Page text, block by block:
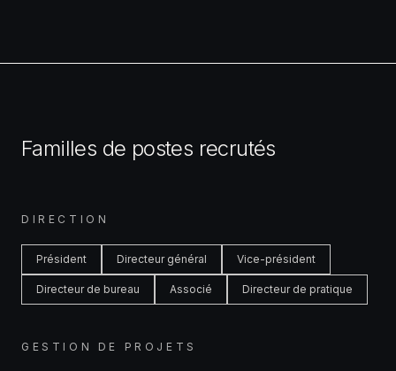
Familles de postes recrutés
DIRECTION
Président Directeur général Vice-président
Directeur de bureau Associé Directeur de pratique
GESTION DE PROJETS